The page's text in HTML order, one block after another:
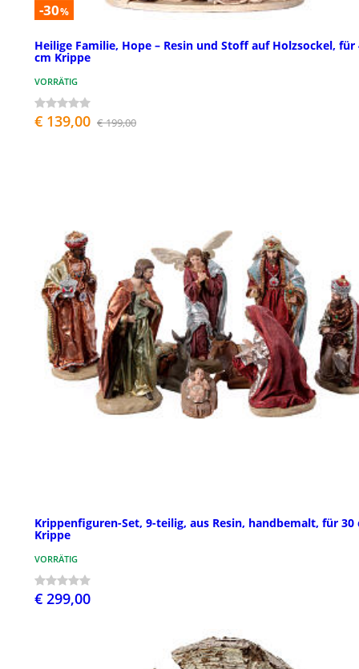
-30%
Heilige Familie, Hope – Resin und Stoff auf Holzsockel, für
cm Krippe
VORRÄTIG
€ 139,00 € 199,00
Krippenfiguren-Set, 9-teilig, aus Resin, handbemalt, für 30
Krippe
VORRÄTIG
€ 299,00